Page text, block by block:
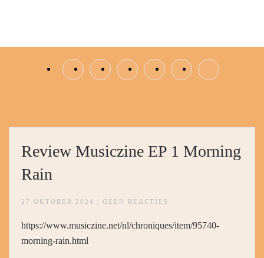
Review Musiczine EP 1 Morning
Rain
27 OKTOBER 2024 | GEEN REACTIES
EP
https://www.musiczine.net/nl/chroniques/item/95740-
morning-rain.html